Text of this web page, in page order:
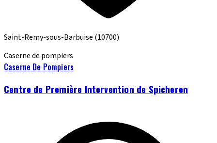
Saint-Remy-sous-Barbuise (10700)
Caserne de pompiers
Caserne De Pompiers
Centre de Première Intervention de Spicheren